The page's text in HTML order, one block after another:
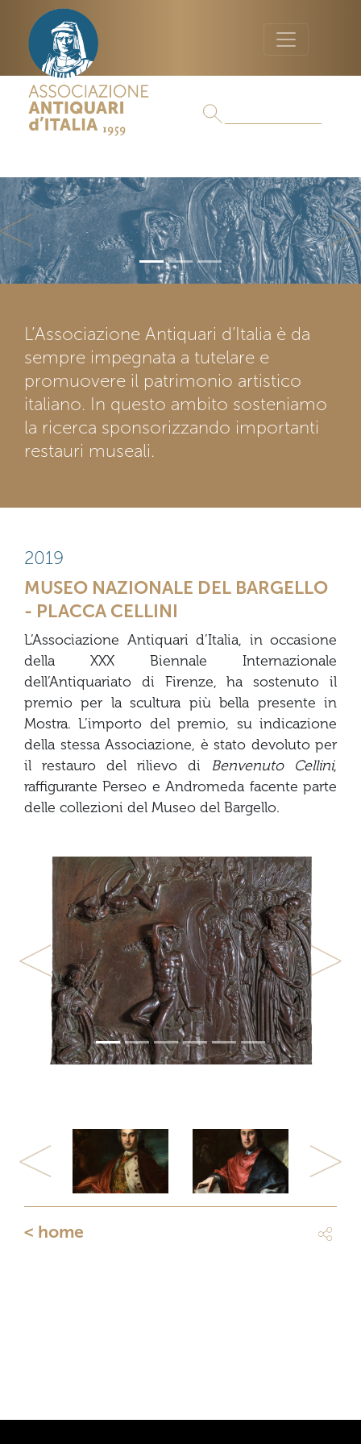
Previous
L’Associazione Antiquari d’Italia è da
sempre impegnata a tutelare e
promuovere il patrimonio artistico
italiano. In questo ambito sosteniamo
la ricerca sponsorizzando importanti
restauri museali.
2019
MUSEO NAZIONALE DEL BARGELLO
- PLACCA CELLINI
L’Associazione Antiquari d’Italia, in occasione
della XXX Biennale Internazionale
dell’Antiquariato di Firenze, ha sostenuto il
premio per la scultura più bella presente in
Mostra. L’importo del premio, su indicazione
della stessa Associazione, è stato devoluto per
il restauro del rilievo di Benvenuto Cellini,
raffigurante Perseo e Andromeda facente parte
delle collezioni del Museo del Bargello.
Previous Next
Previous Next
< home